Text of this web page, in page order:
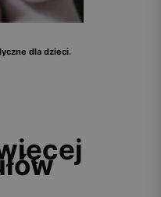
dla dzieci.